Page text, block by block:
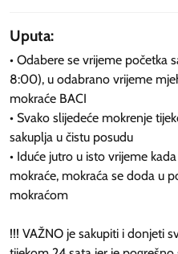
Uputa:
• Odabere se vrijeme početka
8:00), u odabrano vrijeme
mokraće BACI
• Svako slijedeće mokrenje
sakuplja u čistu posudu
• Iduće jutro u isto vrijeme
mokraće, mokraća se doda u
mokraćom
!!! VAŽNO je sakupiti i donjeti